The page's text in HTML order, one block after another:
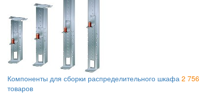
Компоненты для сборки распределительного шкафа 2 756
товаров